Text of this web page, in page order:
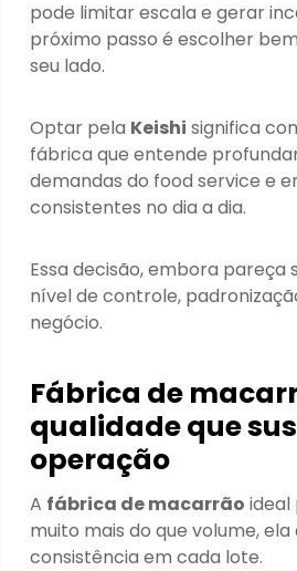
pode limitar escala e gerar
próximo passo é escolher
seu lado.
Optar pela Keishi significa
fábrica que entende
demandas do food service e
consistentes no dia a dia.
Essa decisão, embora pareça
nível de controle,
negócio.
Fábrica de
qualidade que
operação
A fábrica de macarrão
muito mais do que volume,
consistência em cada lote.